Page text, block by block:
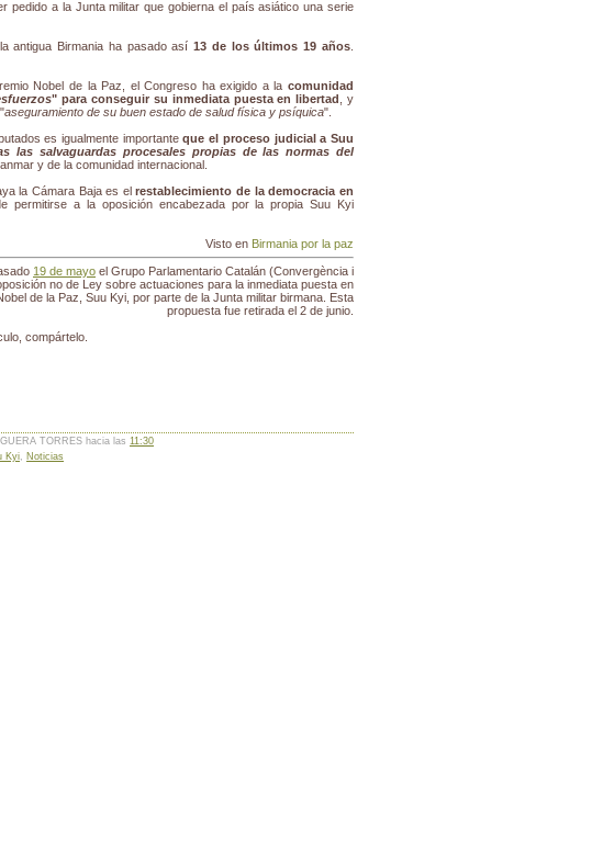
pedido a la Junta militar que gobierna el país asiático una serie
antigua Birmania ha pasado así13 de los últimos 19 años
Nobel de la Paz, el Congreso ha exigido a la comunidad
" para conseguir su inmediata puesta en libertad
, y
aseguramiento de su buen estado de salud física y psíquica".
es igualmente importanteque el proceso judicial a Suu
las salvaguardas procesales propias de las normas del
y de la comunidad internacional.
la Cámara Baja es elrestablecimiento de la democracia en
permitirse a la oposición encabezada por la propia Suu Kyi
Visto en Birmania por la paz
19 de mayo el Grupo Parlamentario Catalán (Convergència i
no de Ley sobre actuaciones para la inmediata puesta en
de la Paz, Suu Kyi, por parte de la Junta militar birmana. Esta
propuesta fue retirada el 2 de junio.
compártelo.
TORRES hacia las 11:30
Kyi, Noticias